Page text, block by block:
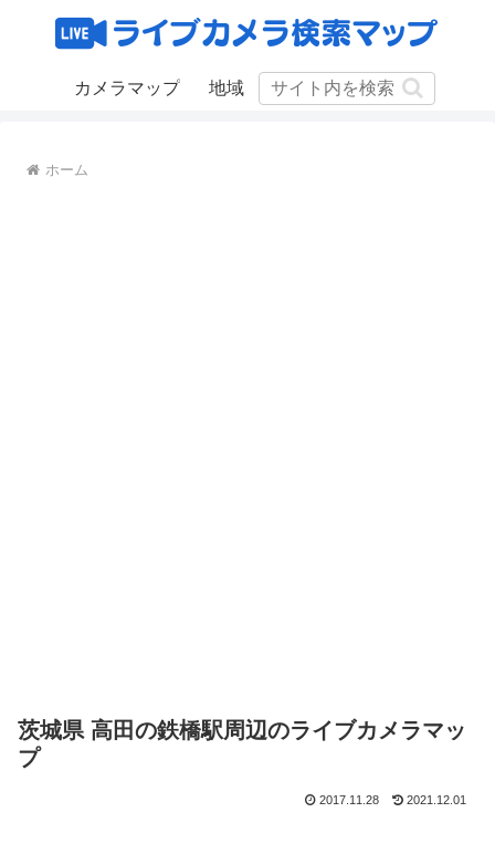
カメラマップ 地域
ホーム
茨城県 高田の鉄橋駅周辺のライブカメラマッ
プ
2017.11.28 2021.12.01